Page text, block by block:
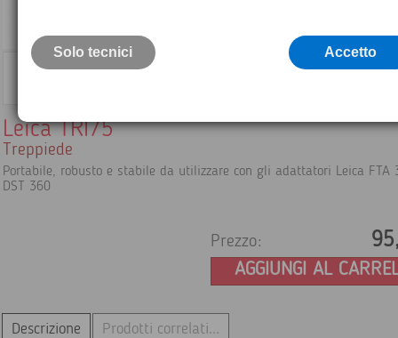
Leica TRI75
Treppiede
Portabile, robusto e stabile da utilizzare con gli adattatori Leica FTA
DST 360
Prezzo:
AGGIUNGI AL
Descrizione Prodotti correlati...
Solo tecnici Accetto